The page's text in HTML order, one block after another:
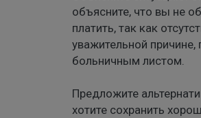
объясните, что вы не
платить, так как
уважительной
больничным листом.
Предложите
хотите сохранить